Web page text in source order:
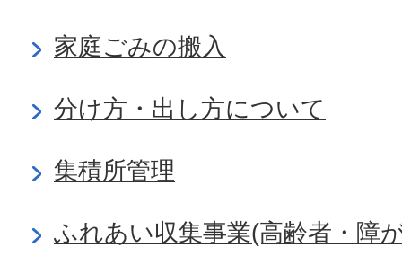
家庭ごみの搬入
分け方・出し方について
集積所管理
ふれあい収集事業(高齢者・障